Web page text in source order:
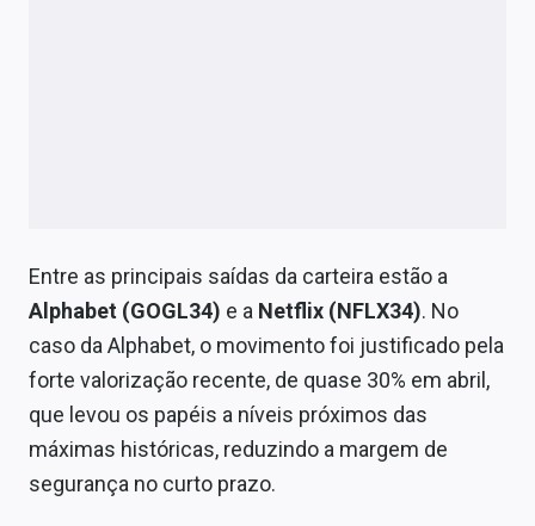
Entre as principais saídas da carteira estão a
Alphabet (GOGL34) e a Netflix (NFLX34). No
caso da Alphabet, o movimento foi justificado pela
forte valorização recente, de quase 30% em abril,
que levou os papéis a níveis próximos das
máximas históricas, reduzindo a margem de
segurança no curto prazo.